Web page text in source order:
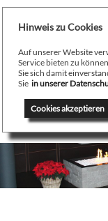
Hinweis zu Cookies
Auf unserer Website
Service bieten zu
Sie sich damit
Sie in unserer
Cookies akzeptieren
Beratung -
Ofenbau